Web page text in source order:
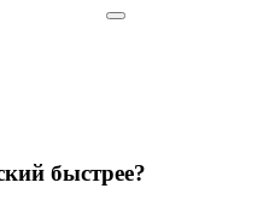
быстрее?